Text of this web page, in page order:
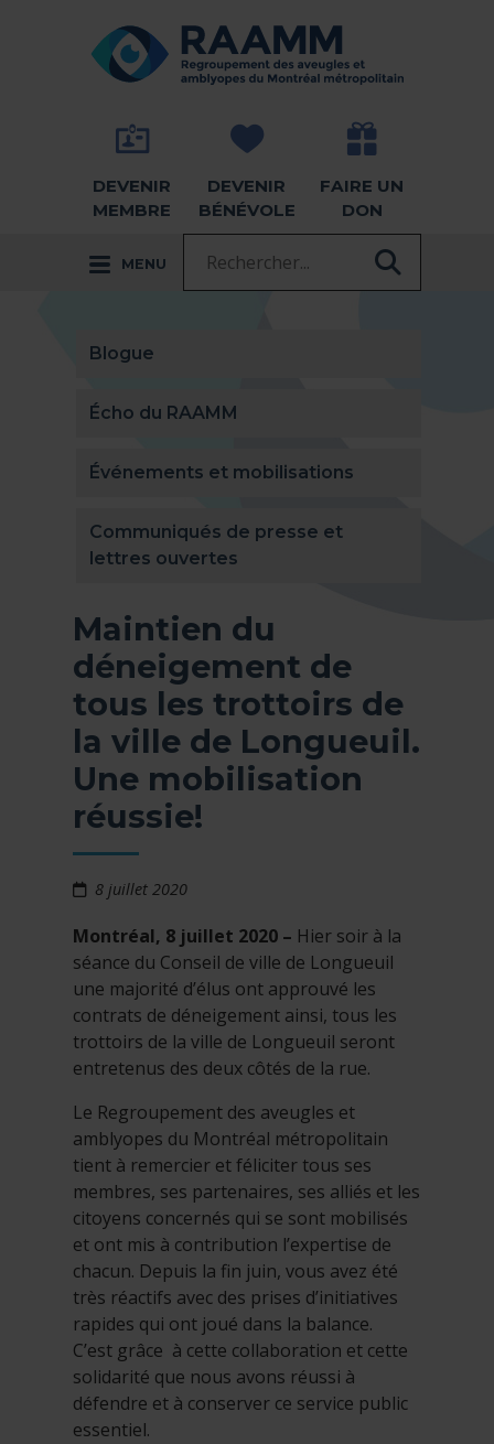
RETOUR À LA PAGE D'ACCUEIL -
DEVENIR
MEMBRE
DEVENIR
BÉNÉVOLE
FAIRE UN
DON
MENU
Blogue
Écho du RAAMM
Événements et mobilisations
Communiqués de presse et
lettres ouvertes
Maintien du
déneigement de
tous les trottoirs de
la ville de Longueuil.
Une mobilisation
réussie!
8 juillet 2020
Montréal, 8 juillet 2020 – Hier soir à la
séance du Conseil de ville de Longueuil
une majorité d’élus ont approuvé les
contrats de déneigement ainsi, tous les
trottoirs de la ville de Longueuil seront
entretenus des deux côtés de la rue.
Le Regroupement des aveugles et
amblyopes du Montréal métropolitain
tient à remercier et féliciter tous ses
membres, ses partenaires, ses alliés et les
citoyens concernés qui se sont mobilisés
et ont mis à contribution l’expertise de
chacun. Depuis la fin juin, vous avez été
très réactifs avec des prises d’initiatives
rapides qui ont joué dans la balance.
C’est grâce à cette collaboration et cette
solidarité que nous avons réussi à
défendre et à conserver ce service public
essentiel.